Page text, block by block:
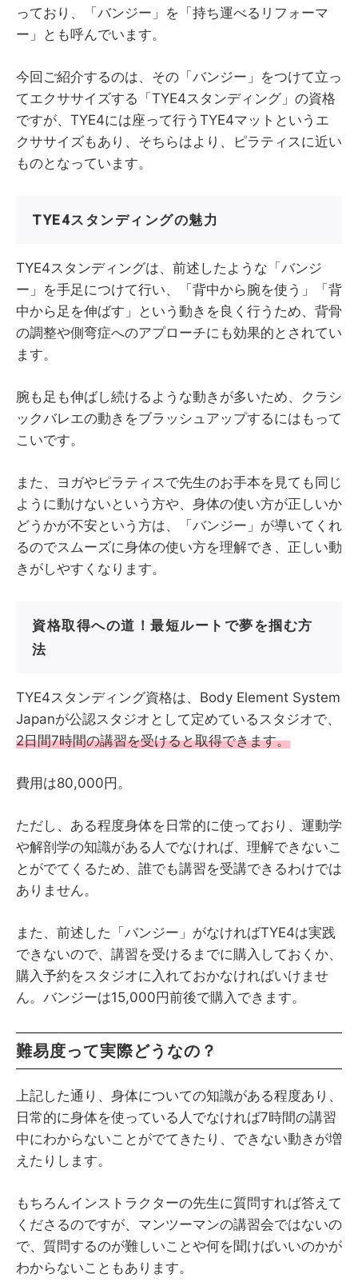
っており、「バンジー」を「持ち運べるリフォーマ
ー」とも呼んでいます。
今回ご紹介するのは、その「バンジー」をつけて立っ
てエクササイズする「TYE4スタンディング」の資格
ですが、TYE4には座って行うTYE4マットというエ
クササイズもあり、そちらはより、ピラティスに近い
ものとなっています。
TYE4スタンディングの魅力
TYE4スタンディングは、前述したような「バンジ
ー」を手足につけて行い、「背中から腕を使う」「背
中から足を伸ばす」という動きを良く行うため、背骨
の調整や側弯症へのアプローチにも効果的とされてい
ます。
腕も足も伸ばし続けるような動きが多いため、クラシ
ックバレエの動きをブラッシュアップするにはもって
こいです。
また、ヨガやピラティスで先生のお手本を見ても同じ
ように動けないという方や、身体の使い方が正しいか
どうかが不安という方は、「バンジー」が導いてくれ
るのでスムーズに身体の使い方を理解でき、正しい動
きがしやすくなります。
資格取得への道！最短ルートで夢を掴む方
法
TYE4スタンディング資格は、Body Element System
Japanが公認スタジオとして定めているスタジオで、
2日間7時間の講習を受けると取得できます。
費用は80,000円。
ただし、ある程度身体を日常的に使っており、運動学
や解剖学の知識がある人でなければ、理解できないこ
とがでてくるため、誰でも講習を受講できるわけでは
ありません。
また、前述した「バンジー」がなければTYE4は実践
できないので、講習を受けるまでに購入しておくか、
購入予約をスタジオに入れておかなければいけませ
ん。バンジーは15,000円前後で購入できます。
難易度って実際どうなの？
上記した通り、身体についての知識がある程度あり、
日常的に身体を使っている人でなければ7時間の講習
中にわからないことがでてきたり、できない動きが増
えたりします。
もちろんインストラクターの先生に質問すれば答えて
くださるのですが、マンツーマンの講習会ではないの
で、質問するのが難しいことや何を聞けばいいのかが
わからないこともあります。